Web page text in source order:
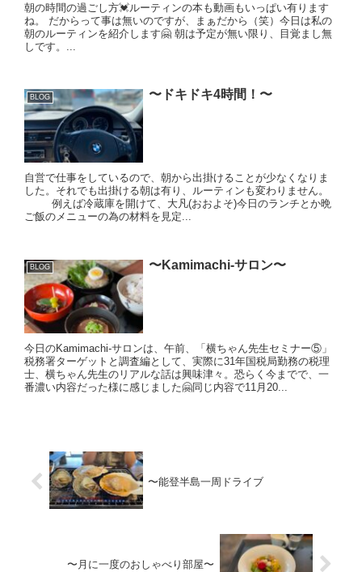
朝の時間の過ごし方💓ルーティンの本も動画もいっぱい有ります
ね。 だからって事は無いのですが、まぁだから（笑）今日は私の
朝のルーティンを紹介します🤗 朝は予定が無い限り、目覚まし無
しです。...
BLOG 〜ドキドキ4時間！〜
自営で仕事をしているので、朝から出掛けることが少なくなりま
した。それでも出掛ける朝は有り、ルーティンも変わりません。
例えば冷蔵庫を開けて、大凡(おおよそ)今日のランチとか晩
ご飯のメニューの為の材料を見定...
BLOG 〜Kamimachi-サロン〜
今日のKamimachi-サロンは、午前、「横ちゃん先生セミナー⑤」
税務署ターゲットと調査編として、実際に31年国税局勤務の税理
士、横ちゃん先生のリアルな話は興味津々。恐らく今までで、一
番濃い内容だった様に感じました🤗同じ内容で11月20...
〜能登半島一周ドライブ
〜月に一度のおしゃべり部屋〜